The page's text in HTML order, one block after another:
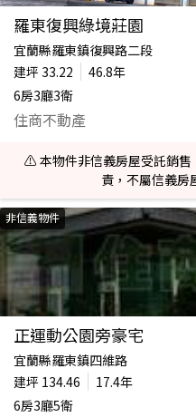
羅東復興綠境莊園
宜蘭縣羅東鎮復興路二段
建坪 33.22
46.8年
6房3廳3衛
住商不動產
⚠️ 本物件非信義房屋受託銷售
責，不屬信義房
非信義物件
正運動公園旁豪宅
宜蘭縣羅東鎮四維路
建坪 134.46
17.4年
6房3廳5衛